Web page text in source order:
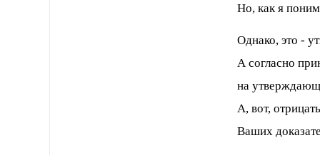
Но, как я
Однако, это -
А согласно
на
А, вот,
Ваших